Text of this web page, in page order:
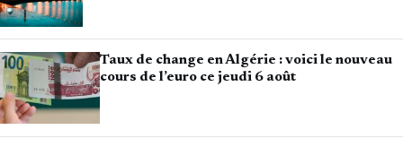
Taux de change en Algérie : voici le nouveau
cours de l’euro ce jeudi 6 août